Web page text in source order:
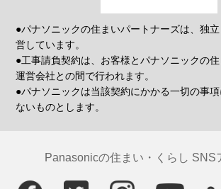
●パナソニックの住まいパートナーズは、独
営しています。
●工事請負契約は、お客様とパナソニックの
運営会社との間で行われます。
●パナソニックは当該契約にかかる一切の事
ないものとします。
Panasonicの住まい・くらし SNS